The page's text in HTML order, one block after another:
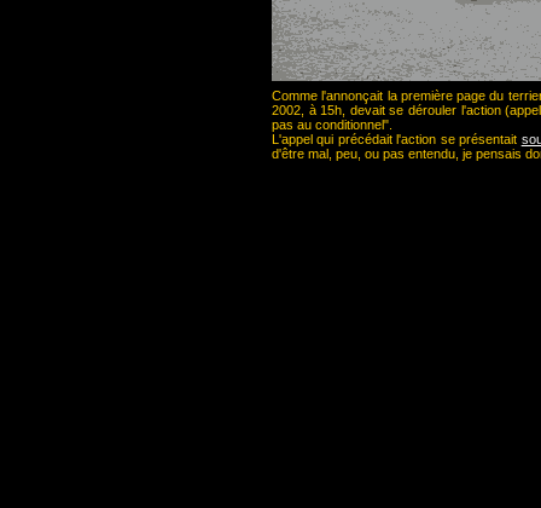
Comme l'annonçait la première page du
2002, à 15h, devait se dérouler l'action
pas au conditionnel".
L'appel qui précédait l'action se présentait
d'être mal, peu, ou pas entendu, je pensais